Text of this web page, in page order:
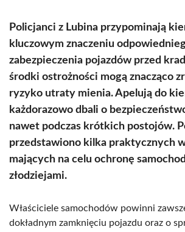
Policjanci z Lubina przypominają
kluczowym znaczeniu
zabezpieczenia pojazdów przed
środki ostrożności mogą znacząco
ryzyko utraty mienia. Apelują do
każdorazowo dbali o
nawet podczas krótkich postojów.
przedstawiono kilka praktycznych
mających na celu ochronę
złodziejami.
Właściciele samochodów powinni
dokładnym zamknięciu pojazdu oraz o